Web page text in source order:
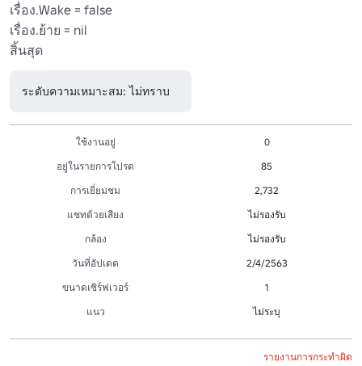
เรื่อง.Wake = false
เรื่อง.ย้าย = nil
สิ้นสุด
ระดับความเหมาะสม: ไม่ทราบ
ใช้งานอยู่
0
อยู่ในรายการโปรด
85
การเยี่ยมชม
2,732
แชทด้วยเสียง
ไม่รองรับ
กล้อง
ไม่รองรับ
วันที่อัปเดต
2/4/2563
ขนาดเซิร์ฟเวอร์
1
แนว
ไม่ระบุ
รายงานการกระทำผิด